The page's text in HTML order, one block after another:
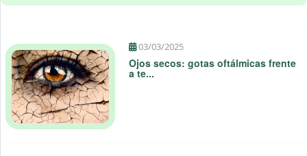
03/03/2025
Ojos secos: gotas oftálmicas frente
a te...